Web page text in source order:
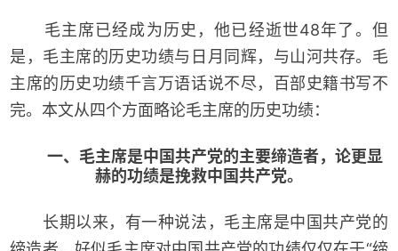
毛主席已经成为历史，他已经逝世48年了。但
是，毛主席的历史功绩与日月同辉，与山河共存。毛
主席的历史功绩千言万语话说不尽，百部史籍书写不
完。本文从四个方面略论毛主席的历史功绩：
一、 毛主席是中国共产党的主要缔造者，论更显
赫的功绩是挽救中国共产党。
长期以来，有一种说法，毛主席是中国共产党的